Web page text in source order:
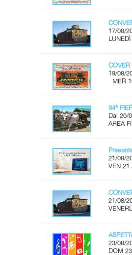
17/08/
COVER
19/08/
MER
94ª
Dal 20/
AREA
21/08/
VEN 21
21/08/
23/08/
DOM